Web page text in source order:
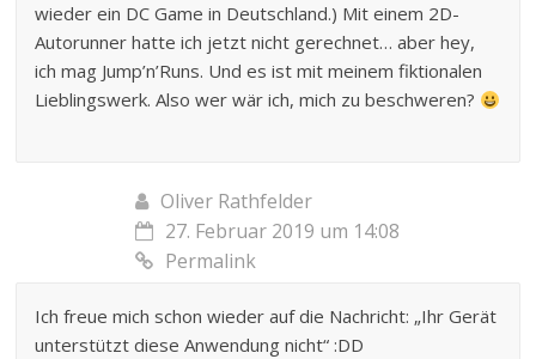
wieder ein DC Game in Deutschland.) Mit einem 2D-
Autorunner hatte ich jetzt nicht gerechnet… aber hey,
ich mag Jump’n’Runs. Und es ist mit meinem fiktionalen
Lieblingswerk. Also wer wär ich, mich zu beschweren?
Oliver Rathfelder
27. Februar 2019 um 14:08
Permalink
Ich freue mich schon wieder auf die Nachricht: „Ihr Gerät
unterstützt diese Anwendung nicht“ :DD